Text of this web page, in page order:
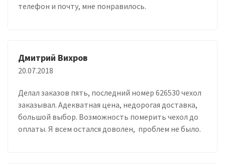
телефон и почту, мне понравилось.
Дмитрий Вихров
20.07.2018
Делал заказов пять, последний номер 626530 чехол
заказывал. Адекватная цена, недорогая доставка,
большой выбор. Возможность померить чехол до
оплаты. Я всем остался доволен, проблем не было.